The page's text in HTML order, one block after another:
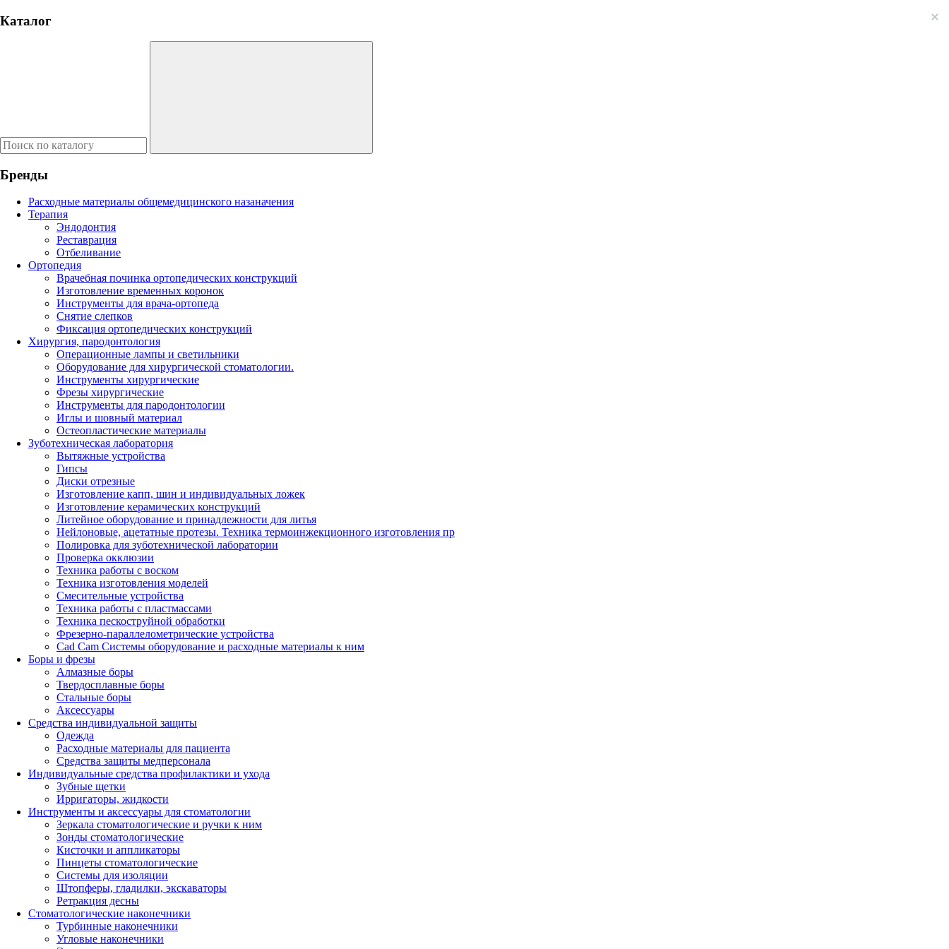
Каталог
Бренды
Расходные материалы общемедицинского назаначения
Терапия
Эндодонтия
Реставрация
Отбеливание
Ортопедия
Врачебная починка ортопедических конструкций
Изготовление временных коронок
Инструменты для врача-ортопеда
Снятие слепков
Фиксация ортопедических конструкций
Хирургия, пародонтология
Операционные лампы и светильники
Оборудование для хирургической стоматологии.
Инструменты хирургические
Фрезы хирургические
Инструменты для пародонтологии
Иглы и шовный материал
Остеопластические материалы
Зуботехническая лаборатория
Вытяжные устройства
Гипсы
Диски отрезные
Изготовление капп, шин и индивидуальных ложек
Изготовление керамических конструкций
Литейное оборудование и принадлежности для литья
Нейлоновые, ацетатные протезы. Техника термоинжекционного изготовления пр
Полировка для зуботехнической лаборатории
Проверка окклюзии
Техника работы с воском
Техника изготовления моделей
Смесительные устройства
Техника работы с пластмассами
Техника пескоструйной обработки
Фрезерно-параллелометрические устройства
Cad Cam Системы оборудование и расходные материалы к ним
Боры и фрезы
Алмазные боры
Твердосплавные боры
Стальные боры
Аксессуары
Средства индивидуальной защиты
Одежда
Расходные материалы для пациента
Средства защиты медперсонала
Индивидуальные средства профилактики и ухода
Зубные щетки
Ирригаторы, жидкости
Инструменты и аксессуары для стоматологии
Зеркала стоматологические и ручки к ним
Зонды стоматологические
Кисточки и аппликаторы
Пинцеты стоматологические
Системы для изоляции
Штопферы, гладилки, экскаваторы
Ретракция десны
Стоматологические наконечники
Турбинные наконечники
Угловые наконечники